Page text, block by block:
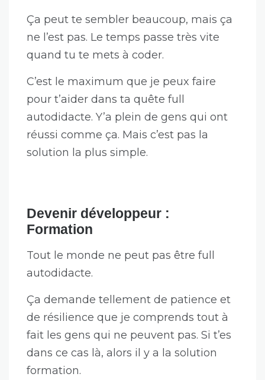
Ça peut te sembler beaucoup, mais ça
ne l’est pas. Le temps passe très vite
quand tu te mets à coder.
C’est le maximum que je peux faire
pour t’aider dans ta quête full
autodidacte. Y’a plein de gens qui ont
réussi comme ça. Mais c’est pas la
solution la plus simple.
Devenir développeur :
Formation
Tout le monde ne peut pas être full
autodidacte.
Ça demande tellement de patience et
de résilience que je comprends tout à
fait les gens qui ne peuvent pas. Si t’es
dans ce cas là, alors il y a la solution
formation.